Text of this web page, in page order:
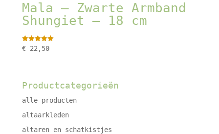
Mala – Zwarte Armband
Shungiet – 18 cm
Gewaardeerd
5.00
€22,50
Productcategorieën
alle producten
altaarkleden
altaren en schatkistjes